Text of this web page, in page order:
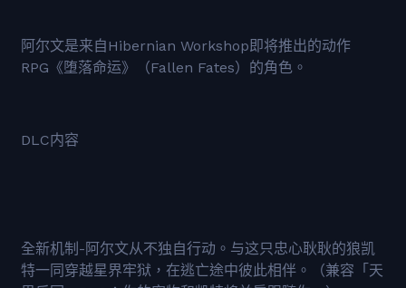
阿尔文是来自Hibernian Workshop即将推出的动作
RPG《堕落命运》（Fallen Fates）的角色。
DLC内容
全新机制-阿尔文从不独自行动。与这只忠心耿耿的狼凯
特一同穿越星界牢狱，在逃亡途中彼此相伴。（兼容「天